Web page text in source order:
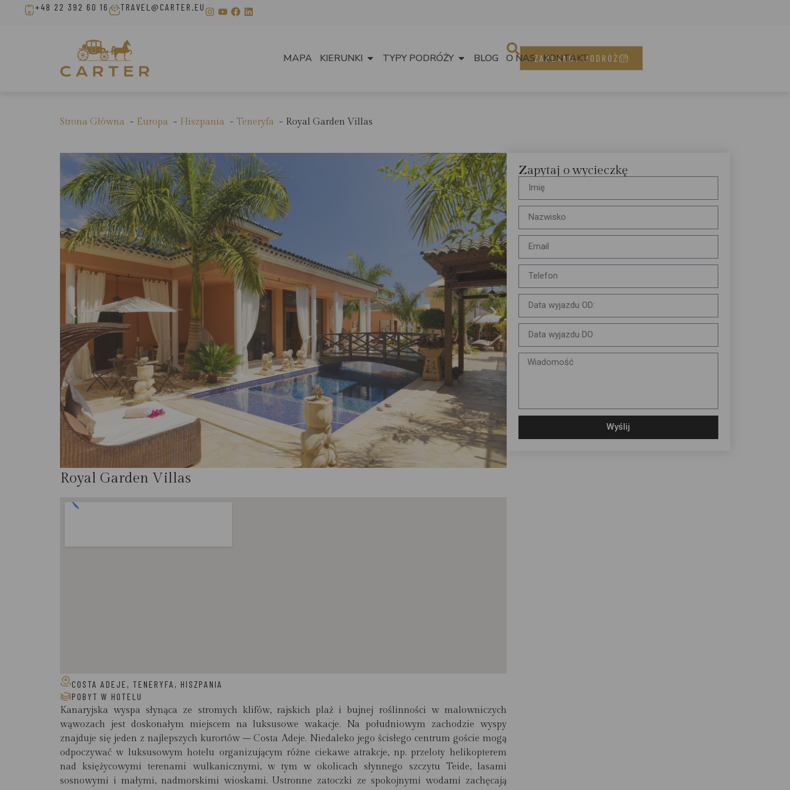
+48 22 392 60 16 TRAVEL@CARTER.EU
MAPA KIERUNKI TYPY PODRÓŻY BLOG O NAS KONTAKT
ZAPLANUJ PODRÓŻ
Strona Główna Europa Hiszpania Teneryfa Royal Garden Villas
Royal Garden Villas
COSTA ADEJE, TENERYFA, HISZPANIA
POBYT W HOTELU
Kanaryjska wyspa słynąca ze stromych klifów, rajskich plaż i bujnej roślinności w malowniczych
wąwozach jest doskonałym miejscem na luksusowe wakacje. Na południowym zachodzie wyspy
znajduje się jeden z najlepszych kurortów – Costa Adeje. Niedaleko jego ścisłego centrum goście mogą
odpoczywać w luksusowym hotelu organizującym różne ciekawe atrakcje, np. przeloty helikopterem
nad księżycowymi terenami wulkanicznymi, w tym w okolicach słynnego szczytu Teide, lasami
sosnowymi i małymi, nadmorskimi wioskami. Ustronne zatoczki ze spokojnymi wodami zachęcają
Zapytaj o wycieczkę
Wyślij